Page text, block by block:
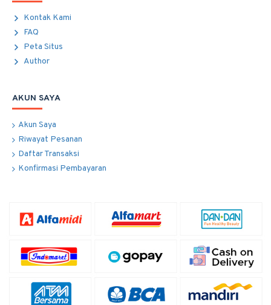
Kontak Kami
FAQ
Peta Situs
Author
AKUN SAYA
Akun Saya
Riwayat Pesanan
Daftar Transaksi
Konfirmasi Pembayaran